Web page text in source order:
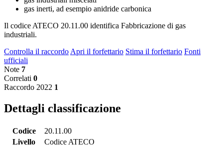
gas inerti, ad esempio anidride carbonica
Il codice ATECO 20.11.00 identifica Fabbricazione di gas
industriali.
Controlla il raccordo Apri il forfettario Stima il forfettario Fonti
ufficiali
Note 7
Correlati 0
Raccordo 2022 1
Dettagli classificazione
Codice
20.11.00
Livello
Codice ATECO